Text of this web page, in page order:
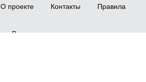
О проекте Контакты Правила
Вопрос-ответ